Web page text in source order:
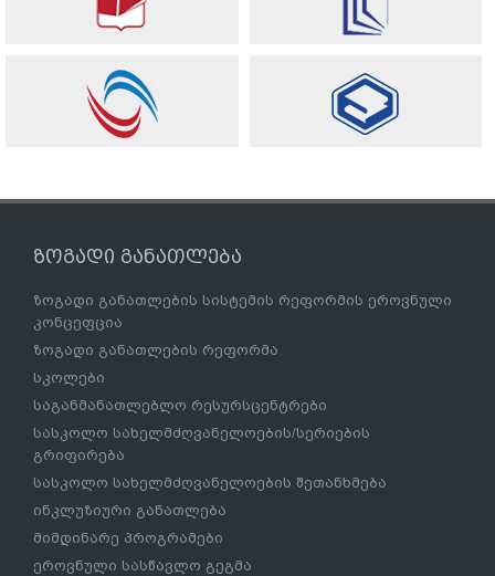
ზოგადი განათლება
ზოგადი განათლების სისტემის რეფორმის ეროვნული
კონცეფცია
ზოგადი განათლების რეფორმა
სკოლები
საგანმანათლებლო რესურსცენტრები
სასკოლო სახელმძღვანელოების/სერიების
გრიფირება
სასკოლო სახელმძღვანელოების შეთანხმება
ინკლუზიური განათლება
მიმდინარე პროგრამები
ეროვნული სასწავლო გეგმა